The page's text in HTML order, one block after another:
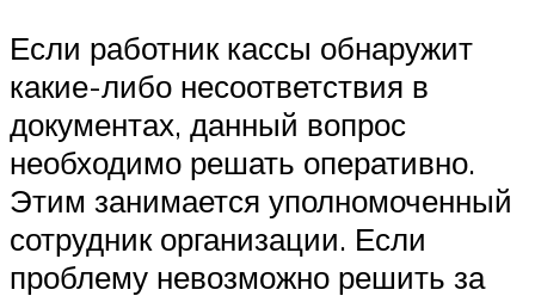
Если работник кассы обнаружит
какие-либо несоответствия в
документах, данный вопрос
необходимо решать оперативно.
Этим занимается уполномоченный
сотрудник организации. Если
проблему невозможно решить за